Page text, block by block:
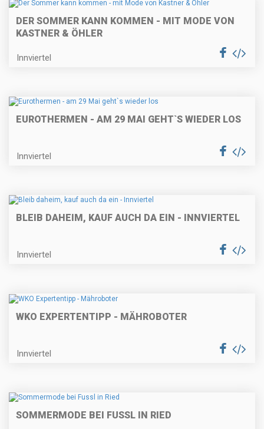
DER SOMMER KANN KOMMEN - MIT MODE VON
KASTNER & ÖHLER
Innviertel
EUROTHERMEN - AM 29 MAI GEHT`S WIEDER LOS
Innviertel
BLEIB DAHEIM, KAUF AUCH DA EIN - INNVIERTEL
Innviertel
WKO EXPERTENTIPP - MÄHROBOTER
Innviertel
SOMMERMODE BEI FUSSL IN RIED